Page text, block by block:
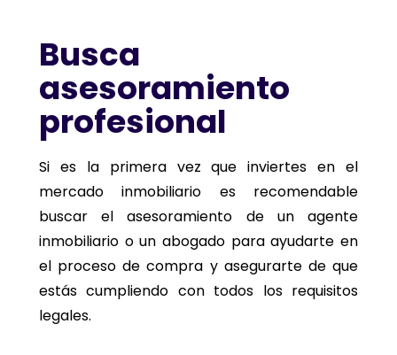
Busca
asesoramiento
profesional
Si es la primera vez que inviertes en el
mercado inmobiliario es recomendable
buscar el asesoramiento de un agente
inmobiliario o un abogado para ayudarte en
el proceso de compra y asegurarte de que
estás cumpliendo con todos los requisitos
legales.